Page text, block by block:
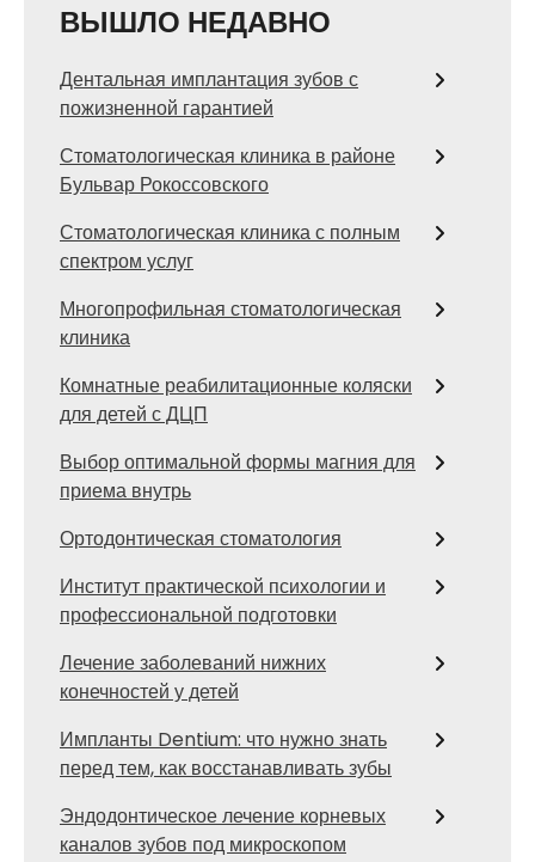
ВЫШЛО НЕДАВНО
Дентальная имплантация зубов с
пожизненной гарантией
Стоматологическая клиника в районе
Бульвар Рокоссовского
Стоматологическая клиника с полным
спектром услуг
Многопрофильная стоматологическая
клиника
Комнатные реабилитационные коляски
для детей с ДЦП
Выбор оптимальной формы магния для
приема внутрь
Ортодонтическая стоматология
Институт практической психологии и
профессиональной подготовки
Лечение заболеваний нижних
конечностей у детей
Импланты Dentium: что нужно знать
перед тем, как восстанавливать зубы
Эндодонтическое лечение корневых
каналов зубов под микроскопом